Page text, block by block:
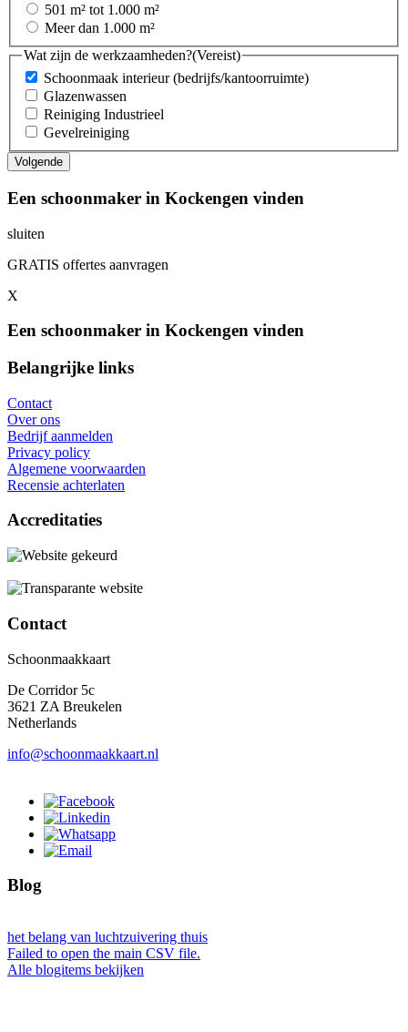
501 m² tot 1.000 m²
Meer dan 1.000 m²
Wat zijn de werkzaamheden?(Vereist)
Schoonmaak interieur (bedrijfs/kantoorruimte)
Glazenwassen
Reiniging Industrieel
Gevelreiniging
Een schoonmaker in Kockengen vinden
sluiten
GRATIS offertes aanvragen
X
Een schoonmaker in Kockengen vinden
Belangrijke links
Contact
Over ons
Bedrijf aanmelden
Privacy policy
Algemene voorwaarden
Recensie achterlaten
Accreditaties
Contact
Schoonmaakkaart
De Corridor 5c
3621 ZA Breukelen
Netherlands
info@schoonmaakkaart.nl
Blog
het belang van luchtzuivering thuis
Failed to open the main CSV file.
Alle blogitems bekijken